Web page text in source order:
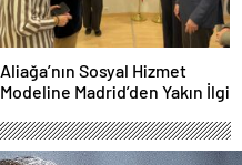
Aliağa’nın Sosyal Hizmet
Modeline Madrid’den Yakın İlgi